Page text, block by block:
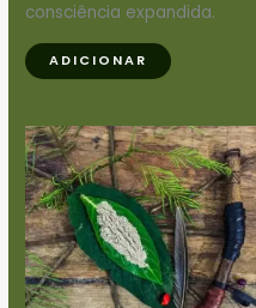
consciência expandida.
ADICIONAR